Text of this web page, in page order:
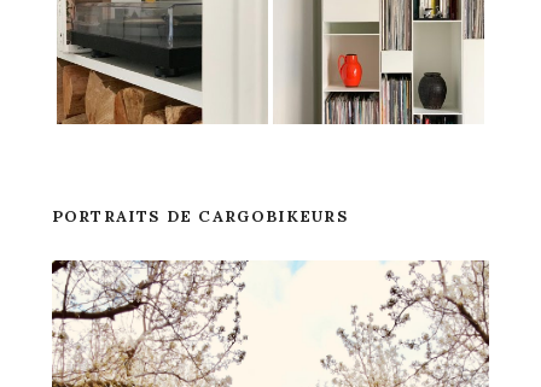
PORTRAITS DE CARGOBIKEURS